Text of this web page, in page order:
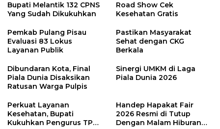
Bupati Melantik 132 CPNS
Yang Sudah Dikukuhkan
Road Show Cek
Kesehatan Gratis
Pemkab Pulang Pisau
Evaluasi 83 Lokus
Layanan Publik
Pastikan Masyarakat
Sehat dengan CKG
Berkala
Dibundaran Kota, Final
Piala Dunia Disaksikan
Ratusan Warga Pulpis
Sinergi UMKM di Laga
Piala Dunia 2026
Perkuat Layanan
Kesehatan, Bupati
Kukuhkan Pengurus TP
Handep Hapakat Fair
2026 Resmi di Tutup
Dengan Malam Hiburan